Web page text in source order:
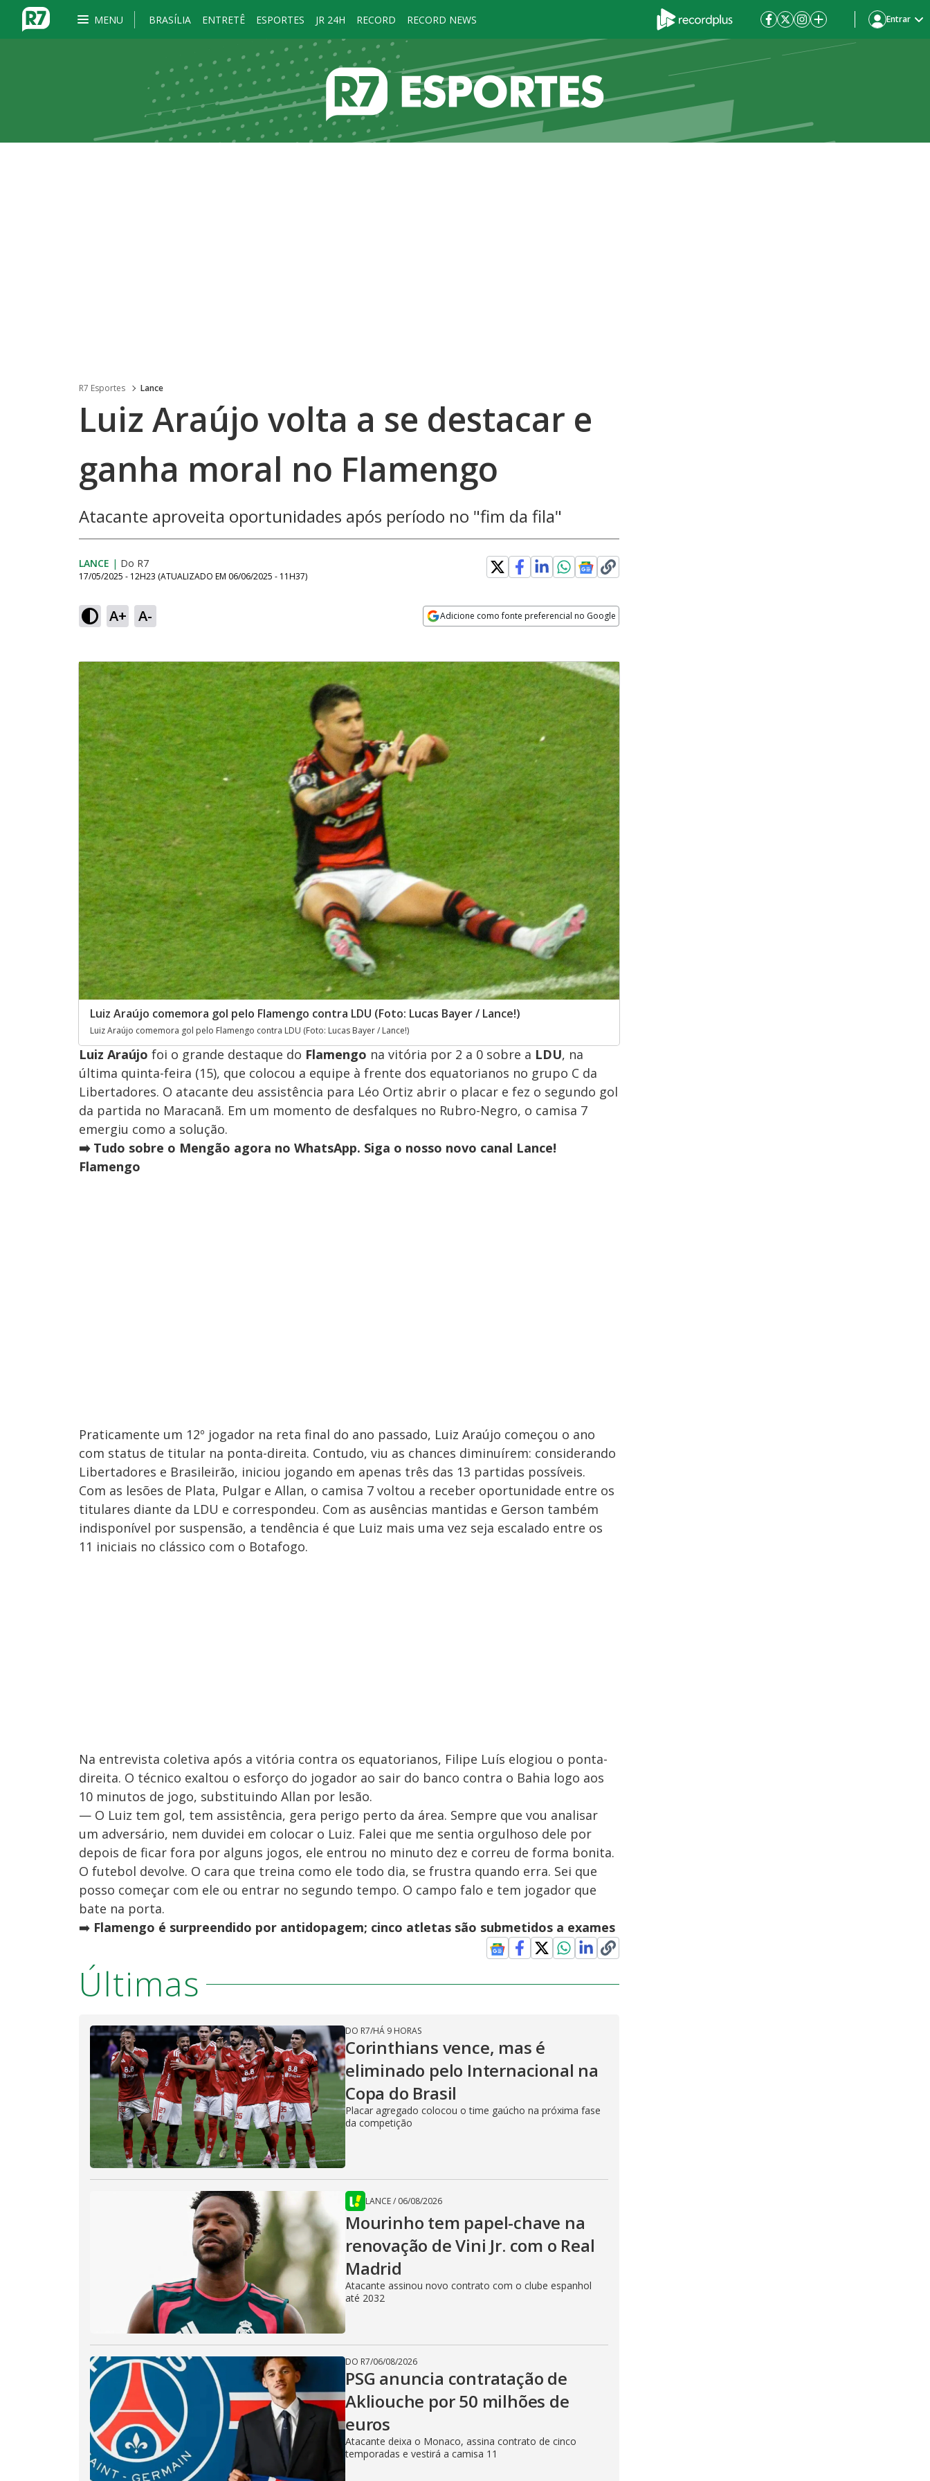
MENU BRASÍLIA ENTRETÊ ESPORTES JR 24H RECORD RECORD NEWS Entrar
R7 Esportes Lance
Luiz Araújo volta a se destacar e
ganha moral no Flamengo
Atacante aproveita oportunidades após período no "fim da fila"
LANCE | Do R7
17/05/2025 - 12H23 (ATUALIZADO EM 06/06/2025 - 11H37)
A+ A- Adicione como fonte preferencial no Google
Luiz Araújo comemora gol pelo Flamengo contra LDU (Foto: Lucas Bayer / Lance!)
Luiz Araújo comemora gol pelo Flamengo contra LDU (Foto: Lucas Bayer / Lance!)
Luiz Araújo foi o grande destaque do Flamengo na vitória por 2 a 0 sobre a LDU, na
última quinta-feira (15), que colocou a equipe à frente dos equatorianos no grupo C da
Libertadores. O atacante deu assistência para Léo Ortiz abrir o placar e fez o segundo gol
da partida no Maracanã. Em um momento de desfalques no Rubro-Negro, o camisa 7
emergiu como a solução.
➡️ Tudo sobre o Mengão agora no WhatsApp. Siga o nosso novo canal Lance!
Flamengo
Praticamente um 12º jogador na reta final do ano passado, Luiz Araújo começou o ano
com status de titular na ponta-direita. Contudo, viu as chances diminuírem: considerando
Libertadores e Brasileirão, iniciou jogando em apenas três das 13 partidas possíveis.
Com as lesões de Plata, Pulgar e Allan, o camisa 7 voltou a receber oportunidade entre os
titulares diante da LDU e correspondeu. Com as ausências mantidas e Gerson também
indisponível por suspensão, a tendência é que Luiz mais uma vez seja escalado entre os
11 iniciais no clássico com o Botafogo.
Na entrevista coletiva após a vitória contra os equatorianos, Filipe Luís elogiou o ponta-
direita. O técnico exaltou o esforço do jogador ao sair do banco contra o Bahia logo aos
10 minutos de jogo, substituindo Allan por lesão.
— O Luiz tem gol, tem assistência, gera perigo perto da área. Sempre que vou analisar
um adversário, nem duvidei em colocar o Luiz. Falei que me sentia orgulhoso dele por
depois de ficar fora por alguns jogos, ele entrou no minuto dez e correu de forma bonita.
O futebol devolve. O cara que treina como ele todo dia, se frustra quando erra. Sei que
posso começar com ele ou entrar no segundo tempo. O campo falo e tem jogador que
bate na porta.
➡️ Flamengo é surpreendido por antidopagem; cinco atletas são submetidos a exames
Últimas
DO R7/HÁ 9 HORAS
Corinthians vence, mas é
eliminado pelo Internacional na
Copa do Brasil
Placar agregado colocou o time gaúcho na próxima fase
da competição
LANCE/ 06/08/2026
Mourinho tem papel-chave na
renovação de Vini Jr. com o Real
Madrid
Atacante assinou novo contrato com o clube espanhol
até 2032
DO R7/06/08/2026
PSG anuncia contratação de
Akliouche por 50 milhões de
euros
Atacante deixa o Monaco, assina contrato de cinco
temporadas e vestirá a camisa 11